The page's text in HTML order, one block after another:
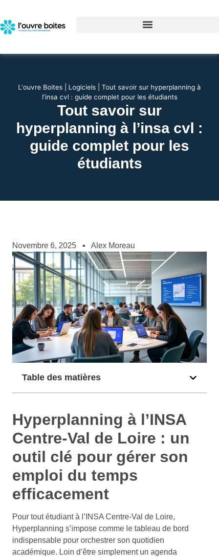
L'ouvre Boites Logiciels
Tout savoir sur hyperplanning à
l’insa cvl : guide complet pour les étudiants
Tout savoir sur
hyperplanning à l’insa cvl :
guide complet pour les
étudiants
Novembre 6, 2025 Alex Moreau
Table des matières
Hyperplanning à l’INSA
Centre-Val de Loire : un
outil clé pour gérer son
emploi du temps
efficacement
Pour tout étudiant à l’INSA Centre-Val de Loire,
Hyperplanning s’impose comme le tableau de bord
indispensable pour orchestrer son quotidien
académique. Loin d’être simplement un agenda